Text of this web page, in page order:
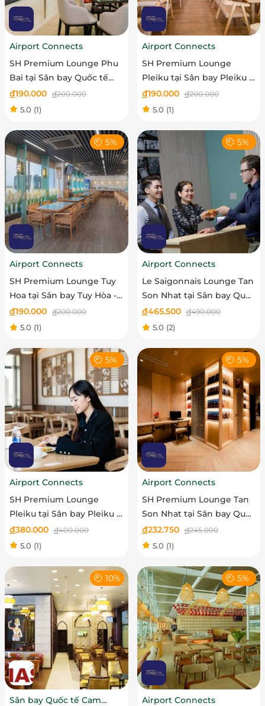
Airport Connects
SH Premium Lounge Phu
Bai tại Sân bay Quốc tế
Phú Bài - Vé trẻ em
đ190.000 đ200.000
5.0 (1)
Airport Connects
SH Premium Lounge
Pleiku tại Sân bay Pleiku -
Vé trẻ em
đ190.000 đ200.000
5.0 (1)
5%
Airport Connects
SH Premium Lounge Tuy
Hoa tại Sân bay Tuy Hòa -
Vé trẻ em
đ190.000 đ200.000
5.0 (1)
5%
Airport Connects
Le Saigonnais Lounge Tan
Son Nhat tại Sân bay Quốc
tế Tân Sơn Nhất - Vé
người lớn
đ465.500 đ490.000
5.0 (2)
5%
Airport Connects
SH Premium Lounge
Pleiku tại Sân bay Pleiku -
Vé người lớn
đ380.000 đ400.000
5.0 (1)
5%
Airport Connects
SH Premium Lounge Tan
Son Nhat tại Sân bay Quốc
tế Tân Sơn Nhất- Vé trẻ
em
đ232.750 đ245.000
5.0 (1)
10%
Sân bay Quốc tế Cam
5%
Airport Connects